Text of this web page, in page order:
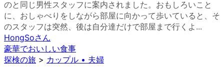
のと同じ男性スタッフに案内されました。おもしろいこと
に、おしゃべりをしながら部屋に向かって歩いていると、そ
のスタッフは突然、後は自分達だけで部屋まで行くよ...
HongSoさん
豪華でおいしい食事
探検の旅 > カップル • 夫婦